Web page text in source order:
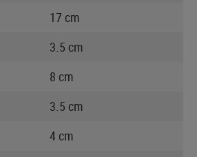
17 cm
3.5 cm
8 cm
3.5 cm
4 cm